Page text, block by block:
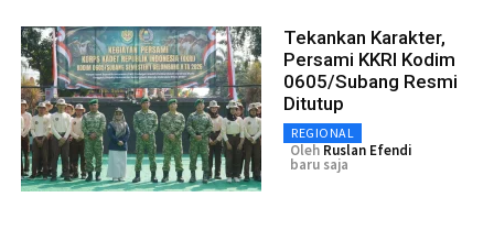
Tekankan Karakter,
Persami KKRI Kodim
0605/Subang Resmi
Ditutup
REGIONAL
Oleh Ruslan Efendi
baru saja